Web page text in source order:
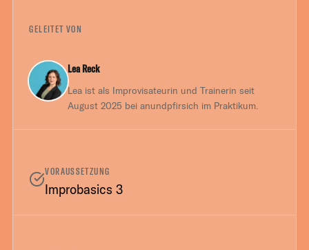
GELEITET VON
Lea Reck
Lea ist als Improvisateurin und Trainerin seit
August 2025 bei anundpfirsich im Praktikum.
VORAUSSETZUNG
Improbasics 3